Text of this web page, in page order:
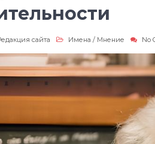
сайта Имена / Мнение No